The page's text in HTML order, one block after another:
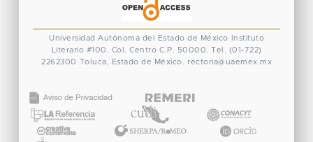
Universidad Autónoma del Estado de México
Instituto
Literario #100. Col. Centro C.P. 50000. Tel. (01-722)
2262300 Toluca, Estado de México. rectoria@uaemex.mx